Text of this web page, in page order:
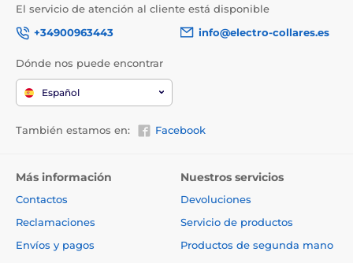
El servicio de atención al cliente está disponible
+34900963443
info@electro-collares.es
Dónde nos puede encontrar
Español
También estamos en: Facebook
Más información
Contactos
Reclamaciones
Envíos y pagos
Nuestros servicios
Devoluciones
Servicio de productos
Productos de segunda mano